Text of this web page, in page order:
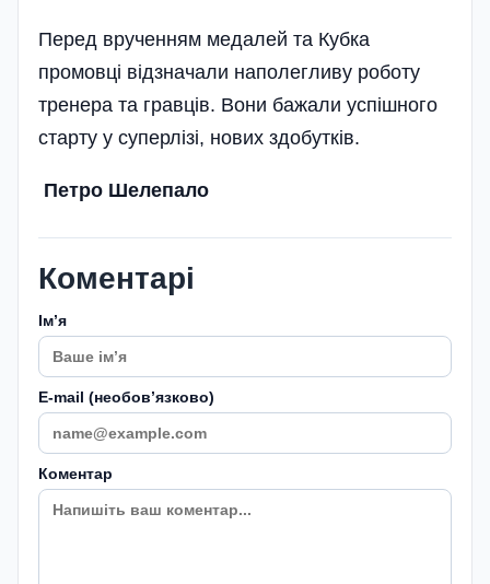
Перед врученням медалей та Кубка
промовці відзначали наполегливу роботу
тренера та гравців. Вони бажали успішного
старту у суперлізі, нових здобутків.
Петро Шелепало
Коментарі
Імʼя
E-mail (необовʼязково)
Коментар